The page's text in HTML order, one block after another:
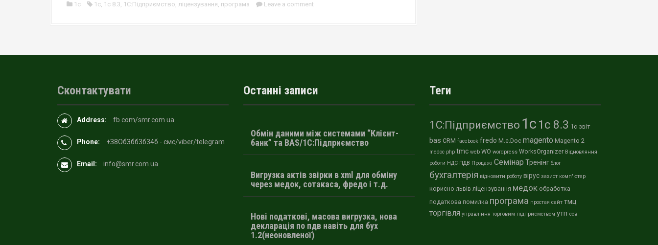
1c 1с, 1с 8.3, 1С:Підприємство, ліцензування, програма Leave a comment
Сконтактувати
Address: fb.com/smr.com.ua
Phone: +З8OбЗбб3б34б - смс/viber/telegram
Email: info@smr.com.ua
Останні записи
Обмін даними між системами “Клієнт-
банк” та BAS/1С:Підприємство
Вигрузка актів звірки в xml для обміну
через медок, сотакаса, фредо і т.д.
Нові податкові, масова вигрузка, нова
декларація по пдв навіть для бух
1.2(неоновленої)
Теги
1С:Підприємство 1с 1с 8.3 1с звіт
bas CRM facebook fredo M.e.Doc magento Magento 2
medoc php tmc web WO wordpress WorksOrganizer Відновляння
роботи НДС ПДВ Продажі Семінар Тренінг блог
бухгалтерія відновити роботу вірус захист комп'ютер
корисно львів ліцензування медок обработка
податкова помилка програма простая сайт тмц
торгівля управління торговим підприємством утп єсв